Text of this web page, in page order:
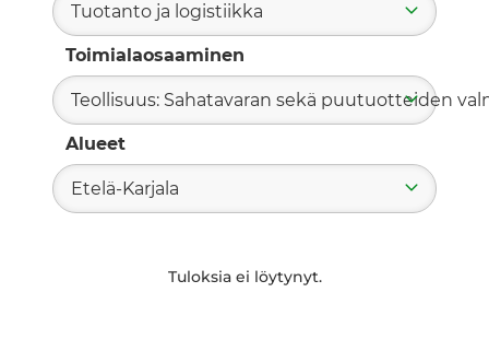
Tuotanto ja logistiikka
Toimialaosaaminen
Teollisuus: Sahatavaran sekä puutuotteiden
Alueet
Etelä-Karjala
Tuloksia ei löytynyt.